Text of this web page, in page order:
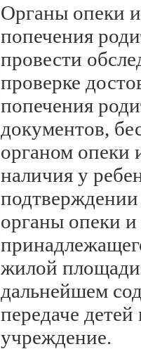
Органы опеки и
попечения
провести
проверке
попечения
документов,
органом опеки
наличия у
подтверждении
органы опеки
жилой
дальнейшем
передаче
учреждение.